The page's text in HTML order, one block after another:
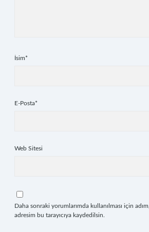
İsim*
E-Posta*
Web Sitesi
Daha sonraki yorumlarımda kullanılması için
adresim bu tarayıcıya kaydedilsin.